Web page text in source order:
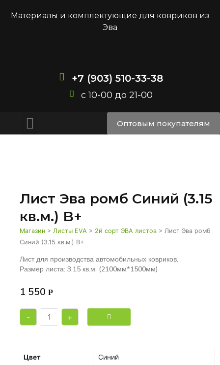
Материалы и комплектующие для ковриков из
Эва
+7 (903) 510-33-38
с 10-00 до 21-00
Оптовым покупателям
Лист Эва ромб Синий (3.15
кв.м.) B+
Магазин > Листы EVA > 2й сорт ЭВА листов > Лист Эва ромб
Синий (3.15 кв.м.) B+
Лист для производства автомобильных ковриков.
Размер листа: 3.15 кв.м. (2100мм*1500мм)
1 550 Р
- +
Цвет Синий